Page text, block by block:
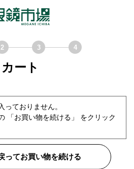
カート
っておりません。
「お買い物を続ける」 をクリック
ってお買い物を続ける